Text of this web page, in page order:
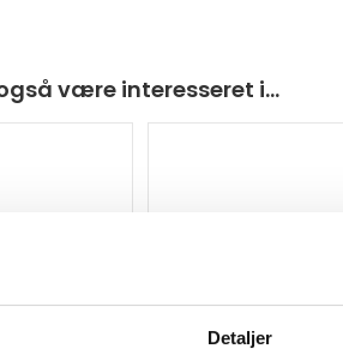
Detaljer
være interesseret i…